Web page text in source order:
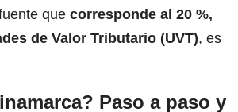
que corresponde al 20 %,
de Valor Tributario (UVT), es
Paso a paso y